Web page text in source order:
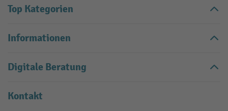
Top Kategorien
Informationen
Digitale Beratung
Kontakt